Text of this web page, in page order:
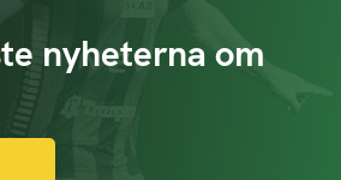
nyheterna om